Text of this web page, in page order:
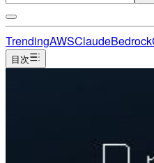
TrendingAWSClaudeBedrock
目次